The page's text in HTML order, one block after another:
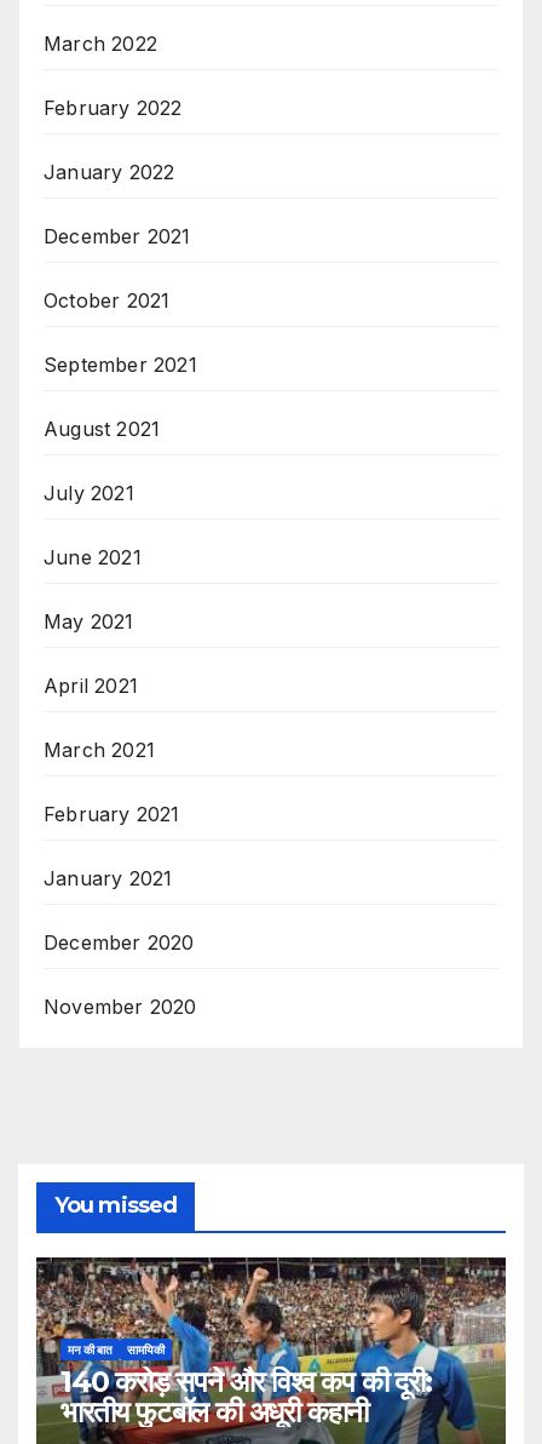
March 2022
February 2022
January 2022
December 2021
October 2021
September 2021
August 2021
July 2021
June 2021
May 2021
April 2021
March 2021
February 2021
January 2021
December 2020
November 2020
You missed
मन की बात सामयिकी
140 करोड़ सपने और विश्व कप की दूरी:
भारतीय फुटबॉल की अधूरी कहानी